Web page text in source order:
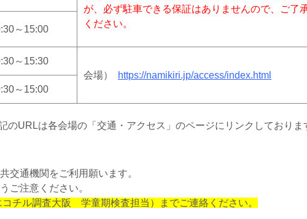
が、必ず駐車できる保証はありませんので、ご了
ください。
～15:00
～15:30
会場）
https://namikiri.jp/access/index.html
～15:00
URLは各会場の「交通・アクセス」のページにリンクしておりま
交通機関をご利用願います。
ご注意ください。
チル調査大阪 学童期検査担当）までご連絡ください。